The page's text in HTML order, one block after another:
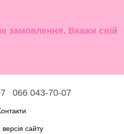
замовлення. Вкажи свій
066 043-70-07
сайту